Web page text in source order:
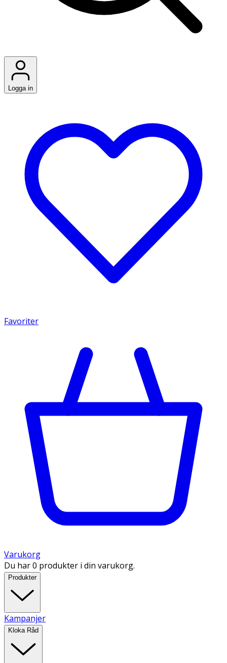
Logga in
Favoriter
Varukorg
Du har 0 produkter i din varukorg.
Produkter
Kampanjer
Kloka Råd